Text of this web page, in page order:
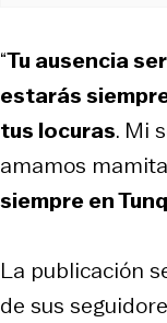
“Tu ausencia
estarás
tus locuras. Mi
amamos
siempre en
La publicación
de sus